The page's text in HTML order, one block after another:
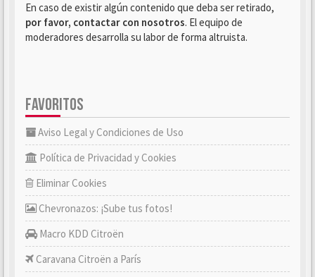
En caso de existir algún contenido que deba ser retirado,
por favor, contactar con nosotros. El equipo de
moderadores desarrolla su labor de forma altruista.
FAVORITOS
Aviso Legal y Condiciones de Uso
Política de Privacidad y Cookies
Eliminar Cookies
Chevronazos: ¡Sube tus fotos!
Macro KDD Citroën
Caravana Citroën a París